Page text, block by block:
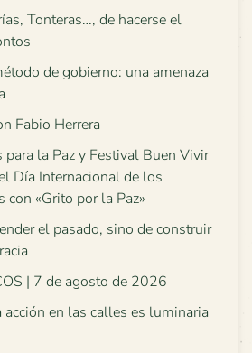
Tonteras…, de hacerse el
de gobierno: una amenaza
Fabio Herrera
la Paz y Festival Buen Vivir
Día Internacional de los
con «Grito por la Paz»
el pasado, sino de construir
| 7 de agosto de 2026
acción en las calles es luminaria